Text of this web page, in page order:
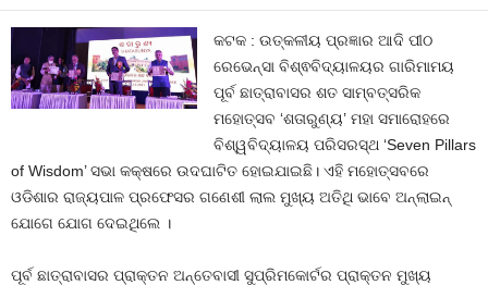
କଟକ : ଉତ୍କଳୀୟ ପ୍ରଜ୍ଞାର ଆଦି ପୀଠ
ରେଭେନ୍ସା ବିଶ୍ଵବିଦ୍ୟାଳୟର ଗାରିମାମୟ
ପୂର୍ବ ଛାତ୍ରାବାସର ଶତ ସାମ୍ବତ୍ସରିକ
ମହୋତ୍ସବ ‘ଶତାରୁଣ୍ୟ’ ମହା ସମାରୋହରେ
ବିଶ୍ୱବିଦ୍ୟାଳୟ ପରିସରସ୍ଥ ‘Seven Pillars
of Wisdom’ ସଭା କକ୍ଷରେ ଉଦଘାଟିତ ହୋଇଯାଇଛି। ଏହି ମହୋତ୍ସବରେ
ଓଡିଶାର ରାଜ୍ୟପାଳ ପ୍ରଫେସର ଗଣେଶୀ ଲାଲ ମୁଖ୍ୟ ଅତିଥି ଭାବେ ଅନ୍ଲାଇନ୍
ଯୋଗେ ଯୋଗ ଦେଇଥିଲେ ।
ପୂର୍ବ ଛାତ୍ରାବାସର ପ୍ରାକ୍ତନ ଅନ୍ତେବାସୀ ସୁପ୍ରିମକୋର୍ଟର ପ୍ରାକ୍ତନ ମୁଖ୍ୟ